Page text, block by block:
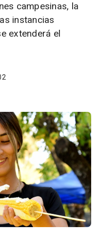
campesinas, la
instancias
extenderá el